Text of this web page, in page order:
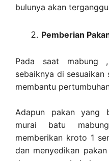
bulunya akan
Pemberian
Pada saat mabung
sebaiknya di sesuaikan
membantu
Adapun pakan yang
murai batu
memberikan kroto 1
dan menyedikan